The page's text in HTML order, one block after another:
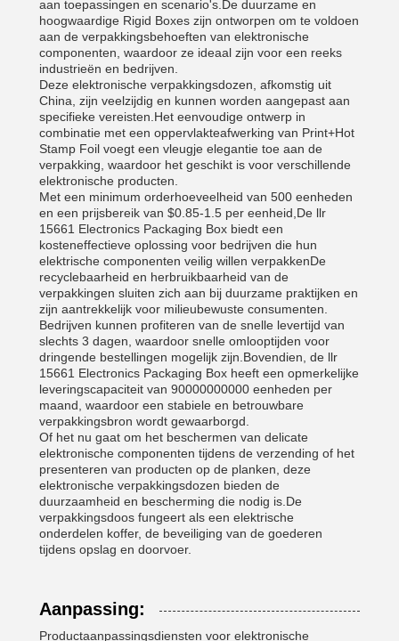
aan toepassingen en scenario's.De duurzame en
hoogwaardige Rigid Boxes zijn ontworpen om te voldoen
aan de verpakkingsbehoeften van elektronische
componenten, waardoor ze ideaal zijn voor een reeks
industrieën en bedrijven.
Deze elektronische verpakkingsdozen, afkomstig uit
China, zijn veelzijdig en kunnen worden aangepast aan
specifieke vereisten.Het eenvoudige ontwerp in
combinatie met een oppervlakteafwerking van Print+Hot
Stamp Foil voegt een vleugje elegantie toe aan de
verpakking, waardoor het geschikt is voor verschillende
elektronische producten.
Met een minimum orderhoeveelheid van 500 eenheden
en een prijsbereik van $0.85-1.5 per eenheid,De llr
15661 Electronics Packaging Box biedt een
kosteneffectieve oplossing voor bedrijven die hun
elektrische componenten veilig willen verpakkenDe
recyclebaarheid en herbruikbaarheid van de
verpakkingen sluiten zich aan bij duurzame praktijken en
zijn aantrekkelijk voor milieubewuste consumenten.
Bedrijven kunnen profiteren van de snelle levertijd van
slechts 3 dagen, waardoor snelle omlooptijden voor
dringende bestellingen mogelijk zijn.Bovendien, de llr
15661 Electronics Packaging Box heeft een opmerkelijke
leveringscapaciteit van 90000000000 eenheden per
maand, waardoor een stabiele en betrouwbare
verpakkingsbron wordt gewaarborgd.
Of het nu gaat om het beschermen van delicate
elektronische componenten tijdens de verzending of het
presenteren van producten op de planken, deze
elektronische verpakkingsdozen bieden de
duurzaamheid en bescherming die nodig is.De
verpakkingsdoos fungeert als een elektrische
onderdelen koffer, de beveiliging van de goederen
tijdens opslag en doorvoer.
Aanpassing:
Productaanpassingsdiensten voor elektronische